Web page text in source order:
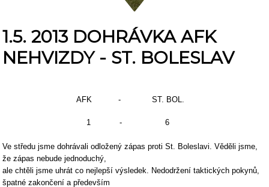
1.5. 2013 DOHRÁVKA AFK
NEHVIZDY - ST. BOLESLAV
AFK - ST. BOL.
1 - 6
Ve středu jsme dohrávali odložený zápas proti St. Boleslavi. Věděli jsme,
že zápas nebude jednoduchý,
ale chtěli jsme uhrát co nejlepší výsledek. Nedodržení taktických pokynů,
špatné zakončení a především